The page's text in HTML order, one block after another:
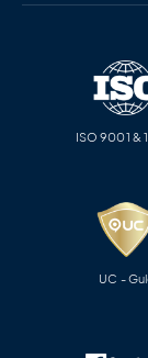
ISO 9001 &
UC -